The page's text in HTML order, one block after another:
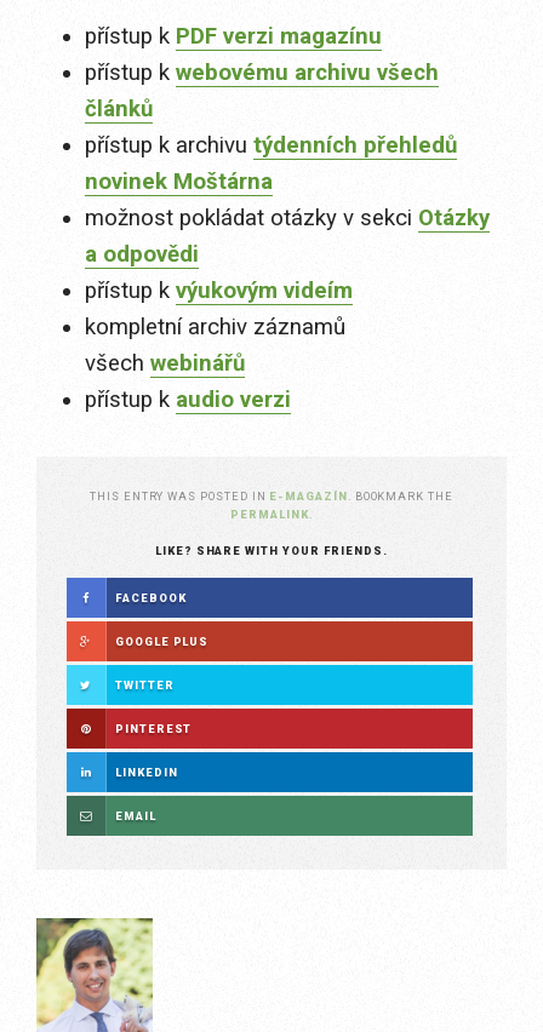
přístup k PDF verzi magazínu
přístup k webovému archivu všech
článků
přístup k archivu týdenních přehledů
novinek Moštárna
možnost pokládat otázky v sekci Otázky
a odpovědi
přístup k výukovým videím
kompletní archiv záznamů
všech webinářů
přístup k audio verzi
THIS ENTRY WAS POSTED IN E-MAGAZÍN . BOOKMARK THE
PERMALINK
LIKE? SHARE WITH YOUR FRIENDS.
FACEBOOK
GOOGLE PLUS
TWITTER
PINTEREST
LINKEDIN
EMAIL